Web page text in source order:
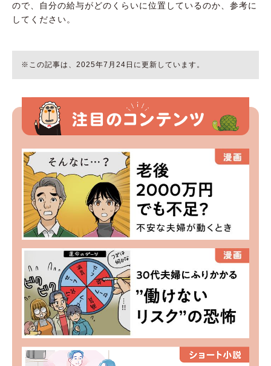
ので、自分の給与がどのくらいに位置しているのか、参考に
してください。
※この記事は、2025年7月24日に更新しています。